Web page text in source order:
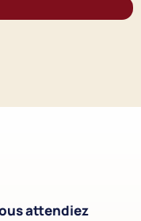
attendiez